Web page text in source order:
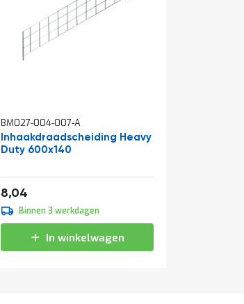
BM027-004-007-A
Inhaakdraadscheiding Heavy
Duty 600x140
8,04
Binnen 3 werkdagen
In winkelwagen